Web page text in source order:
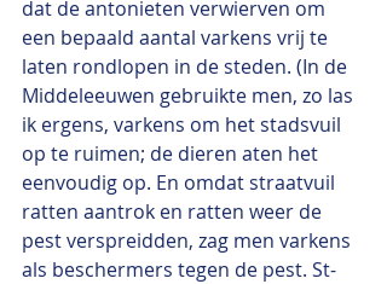
dat de antonieten verwierven om
een bepaald aantal varkens vrij te
laten rondlopen in de steden. (In de
Middeleeuwen gebruikte men, zo las
ik ergens, varkens om het stadsvuil
op te ruimen; de dieren aten het
eenvoudig op. En omdat straatvuil
ratten aantrok en ratten weer de
pest verspreidden, zag men varkens
als beschermers tegen de pest. St-